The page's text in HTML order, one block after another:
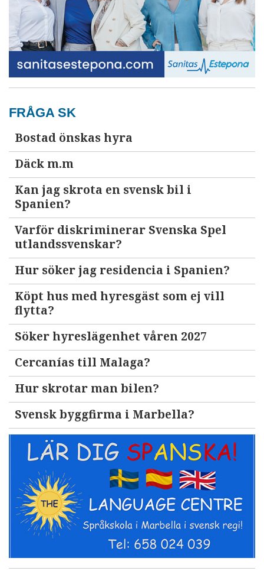
FRÅGA SK
Bostad önskas hyra
Däck m.m
Kan jag skrota en svensk bil i
Spanien?
Varför diskriminerar Svenska Spel
utlandssvenskar?
Hur söker jag residencia i Spanien?
Köpt hus med hyresgäst som ej vill
flytta?
Söker hyreslägenhet våren 2027
Cercanías till Malaga?
Hur skrotar man bilen?
Svensk byggfirma i Marbella?